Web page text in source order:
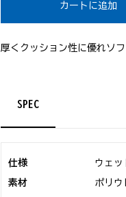
カートに追加
厚くクッション性に優れソフ
SPEC
仕様 ウェッ
素材 ポリウ